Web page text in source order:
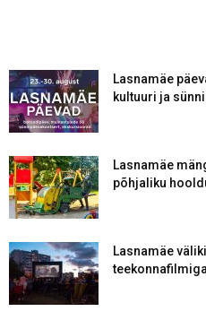
Lasnamäe
kultuuri ja
Lasnamäe
põhjaliku
Lasnamäe